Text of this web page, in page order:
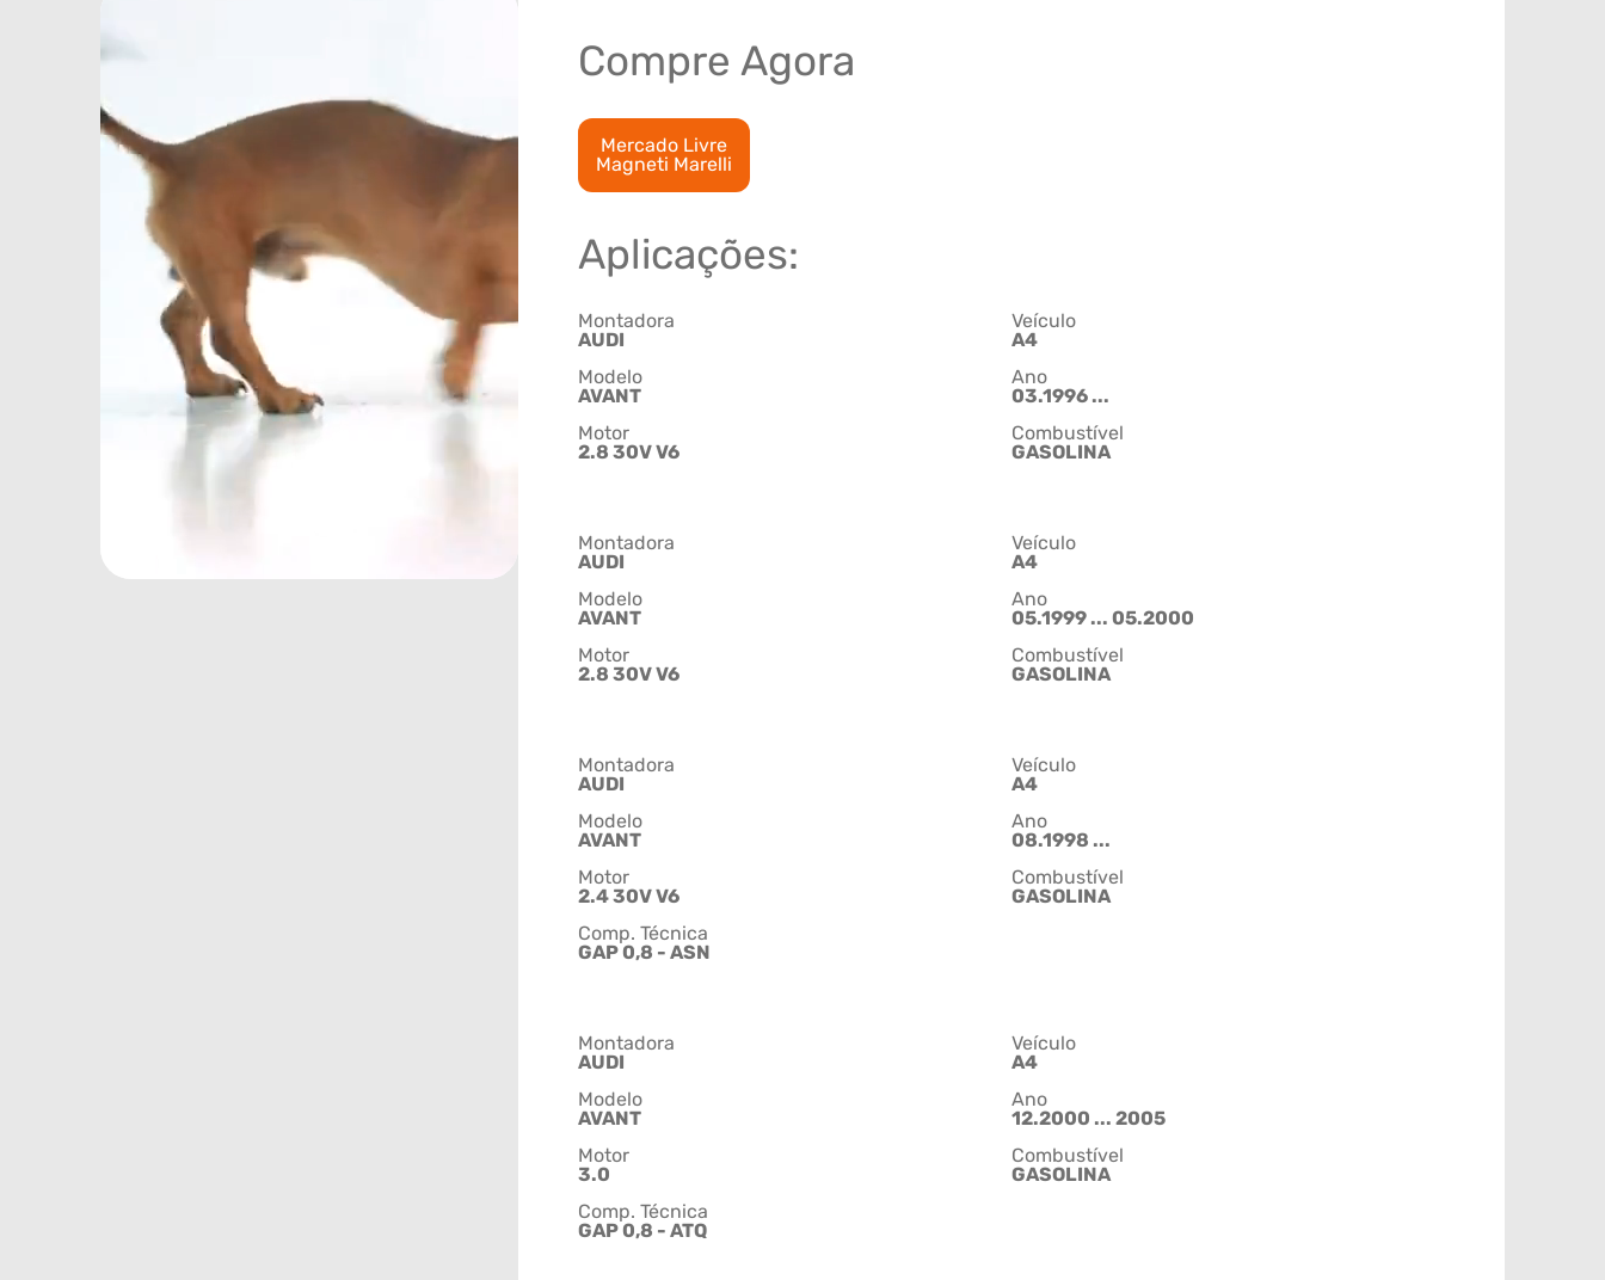
Compre Agora
Mercado Livre
Magneti Marelli
Aplicações:
Montadora
AUDI
Veículo
A4
Modelo
AVANT
Ano
03.1996 ...
Motor
2.8 30V V6
Combustível
GASOLINA
Montadora
AUDI
Veículo
A4
Modelo
AVANT
Ano
05.1999 ... 05.2000
Motor
2.8 30V V6
Combustível
GASOLINA
Montadora
AUDI
Veículo
A4
Modelo
AVANT
Ano
08.1998 ...
Motor
2.4 30V V6
Combustível
GASOLINA
Comp. Técnica
GAP 0,8 - ASN
Montadora
AUDI
Veículo
A4
Modelo
AVANT
Ano
12.2000 ... 2005
Motor
3.0
Combustível
GASOLINA
Comp. Técnica
GAP 0,8 - ATQ